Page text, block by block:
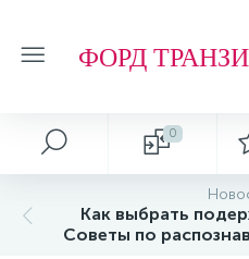
ФОРД
0
Как выбрать
Советы по
Автосервис
Ремонт подвески и
О магазине
Отзывы о компании
Обзоры и советы
Обзоры
Т.О. ФОРД ТРАНЗИТ
Фильтр МАСЛЯНЫЙ